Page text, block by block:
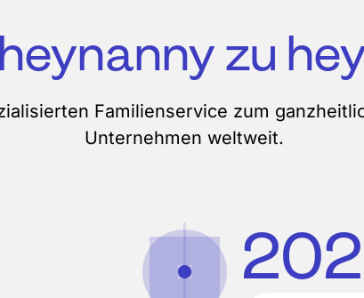
zu
Familienservice zum
Unternehmen weltweit.